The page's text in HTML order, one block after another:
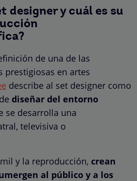
designer y cuál es su
de una de las
prestigiosas en artes
describe al set designer como
diseñar del entorno
se desarrolla una
televisiva o
y la reproducción, crean
al público y a los